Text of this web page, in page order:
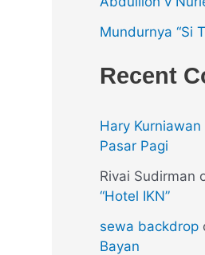
Mundurnya “Si
Recent
Hary Kurniawan
Pasar Pagi
Rivai Sudirman
“Hotel IKN”
sewa backdrop
Bayan